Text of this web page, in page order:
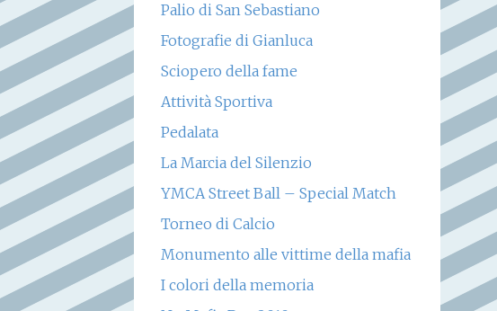
Palio di San Sebastiano
Fotografie di Gianluca
Sciopero della fame
Attività Sportiva
Pedalata
La Marcia del Silenzio
YMCA Street Ball – Special Match
Torneo di Calcio
Monumento alle vittime della mafia
I colori della memoria